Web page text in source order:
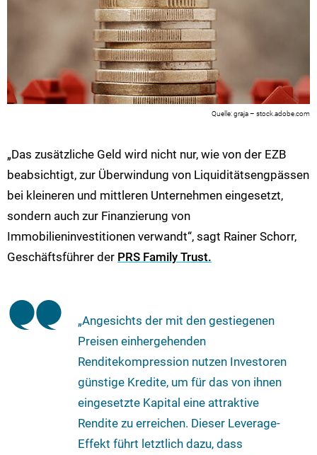
graja – stock.adobe.com
„Das zusätzliche Geld wird nicht nur, wie von der EZB
beabsichtigt, zur Überwindung von Liquiditätsengpässen
bei kleineren und mittleren Unternehmen eingesetzt,
sondern auch zur Finanzierung von
Immobilieninvestitionen verwandt“, sagt Rainer Schorr,
Geschäftsführer der PRS Family Trust.
„Angesichts der mit den gestiegenen
Preisen einhergehenden
Renditekompression nutzen Investoren
günstige Kredite, um für das von ihnen
eingesetzte Kapital eine attraktive
Rendite zu erreichen. Dieser Leverage-
Effekt führt letztlich dazu, dass